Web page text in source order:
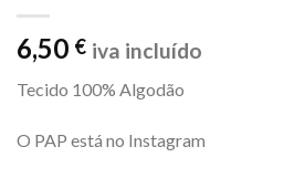
6,50 € iva incluído
Tecido 100% Algodão
O PAP está no Instagram